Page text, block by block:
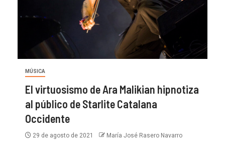
MÚSICA
El virtuosismo de Ara Malikian hipnotiza
al público de Starlite Catalana
Occidente
29 de agosto de 2021 María José Rasero Navarro